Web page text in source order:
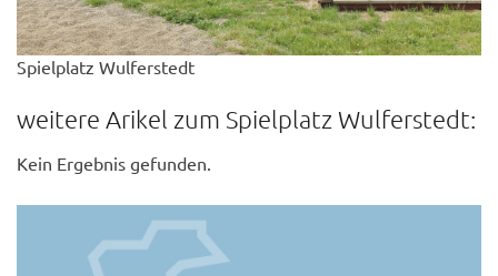
Spielplatz Wulferstedt
weitere Arikel zum Spielplatz Wulferstedt:
Kein Ergebnis gefunden.